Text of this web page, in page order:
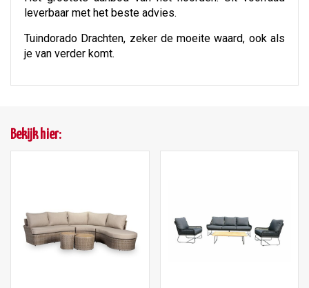
leverbaar met het beste advies.
Tuindorado Drachten, zeker de moeite waard, ook als
je van verder komt.
Bekijk hier: